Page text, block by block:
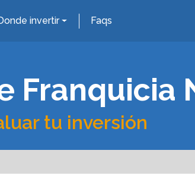
invertir Faqs
Franquicia
tu inversión